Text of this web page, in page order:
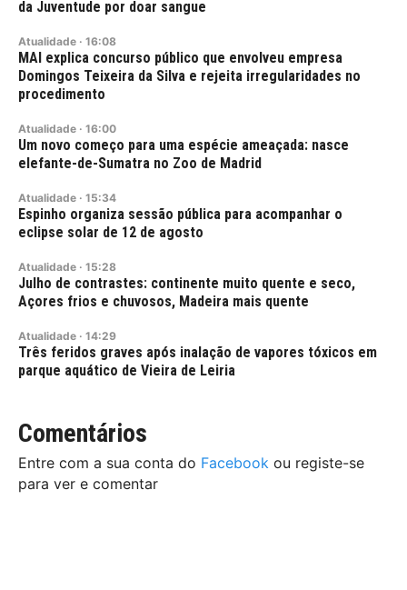
da Juventude por doar sangue
Atualidade · 16:08
MAI explica concurso público que envolveu empresa
Domingos Teixeira da Silva e rejeita irregularidades no
procedimento
Atualidade · 16:00
Um novo começo para uma espécie ameaçada: nasce
elefante-de-Sumatra no Zoo de Madrid
Atualidade · 15:34
Espinho organiza sessão pública para acompanhar o
eclipse solar de 12 de agosto
Atualidade · 15:28
Julho de contrastes: continente muito quente e seco,
Açores frios e chuvosos, Madeira mais quente
Atualidade · 14:29
Três feridos graves após inalação de vapores tóxicos em
parque aquático de Vieira de Leiria
Comentários
Entre com a sua conta do Facebook ou registe-se
para ver e comentar